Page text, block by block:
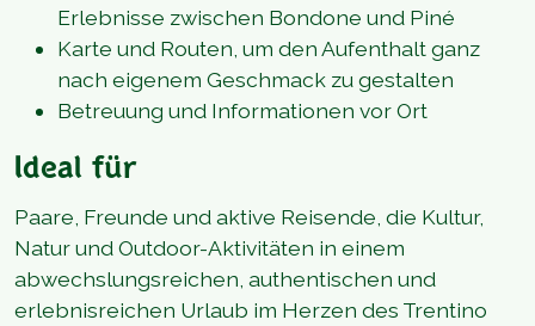
Erlebnisse zwischen Bondone und Piné
Karte und Routen, um den Aufenthalt ganz
nach eigenem Geschmack zu gestalten
Betreuung und Informationen vor Ort
Ideal für
Paare, Freunde und aktive Reisende, die Kultur,
Natur und Outdoor-Aktivitäten in einem
abwechslungsreichen, authentischen und
erlebnisreichen Urlaub im Herzen des Trentino